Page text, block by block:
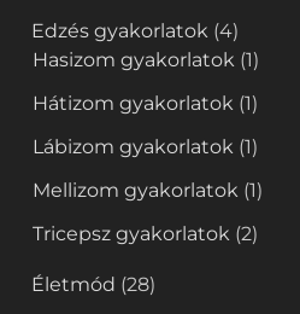
Edzés gyakorlatok (4)
Hasizom gyakorlatok (1)
Hátizom gyakorlatok (1)
Lábizom gyakorlatok (1)
Mellizom gyakorlatok (1)
Tricepsz gyakorlatok (2)
Életmód (28)